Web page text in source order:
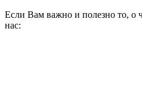
Если Вам важно и полезно то,
нас: